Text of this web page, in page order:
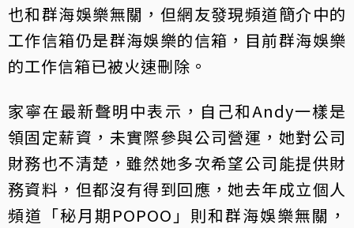
也和群海娛樂無關，但網友發現頻道簡介中的
工作信箱仍是群海娛樂的信箱，目前群海娛樂
的工作信箱已被火速刪除。
家寧在最新聲明中表示，自己和Andy一樣是
領固定薪資，未實際參與公司營運，她對公司
財務也不清楚，雖然她多次希望公司能提供財
務資料，但都沒有得到回應，她去年成立個人
頻道「秘月期POPOO」則和群海娛樂無關，